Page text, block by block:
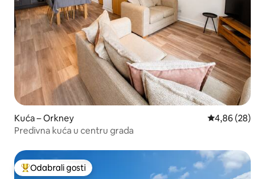
Kuća – Orkney Prosječna
4,86 (28)
Predivna kuća u centru grada
Među najviše rangiranima s oznakom „Odabrali gosti”
Odabrali gosti